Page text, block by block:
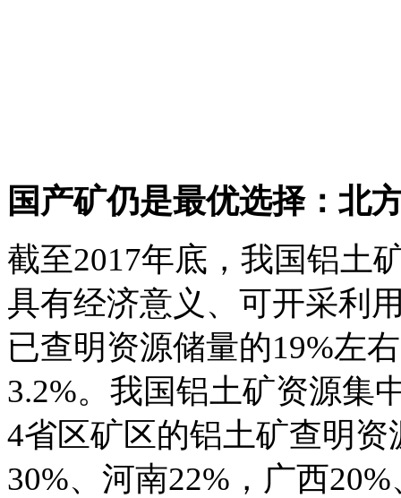
国产矿仍是最优选择：北
截至2017年底，我国铝土
具有经济意义、可开采利
已查明资源储量的19%左
3.2%。我国铝土矿资源集
4省区矿区的铝土矿查明
30%、河南22%，广西